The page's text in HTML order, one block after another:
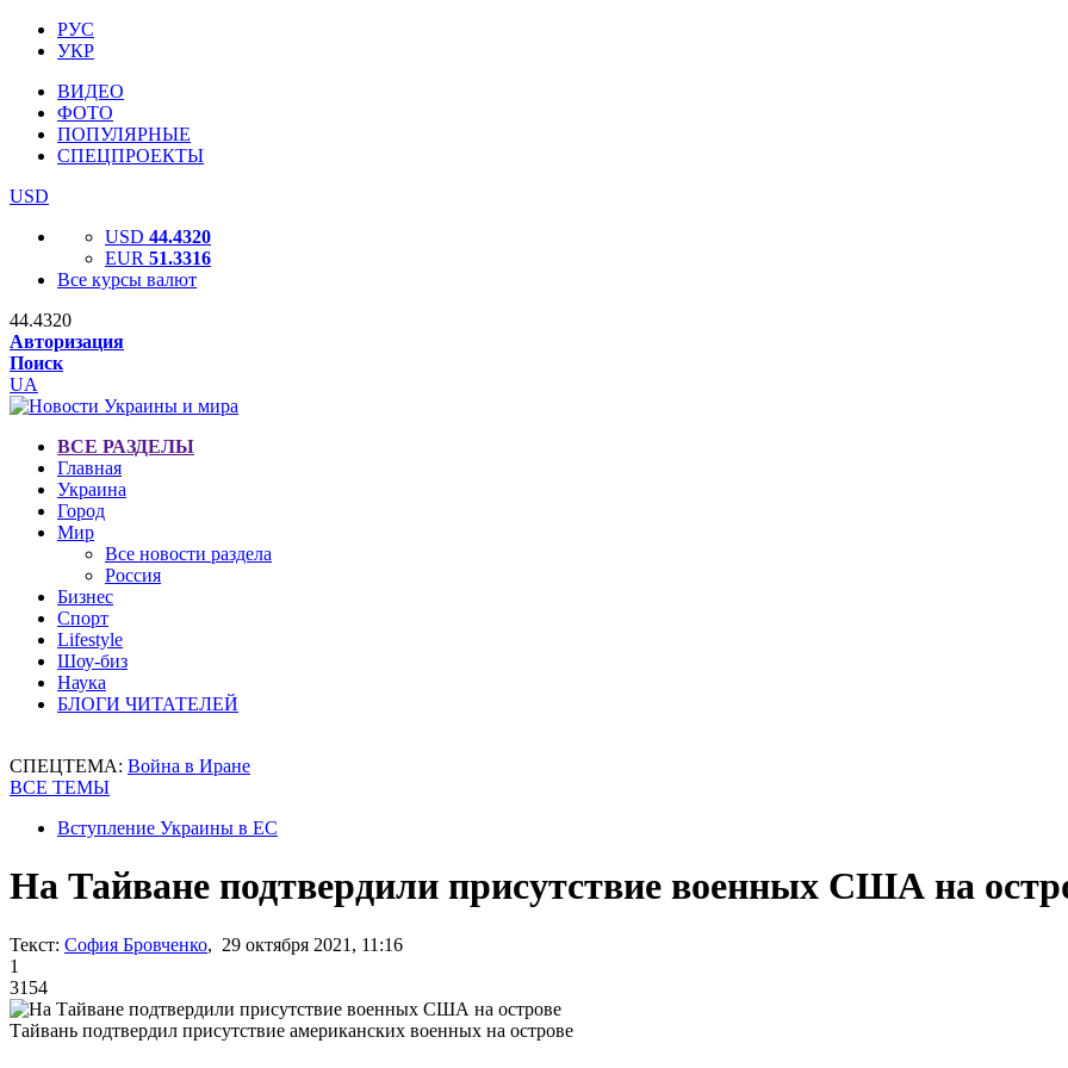
РУС
УКР
ВИДЕО
ФОТО
ПОПУЛЯРНЫЕ
СПЕЦПРОЕКТЫ
USD
USD 44.4320
EUR 51.3316
Все курсы валют
44.4320
Авторизация
Поиск
UA
ВСЕ РАЗДЕЛЫ
Главная
Украина
Город
Мир
Все новости раздела
Россия
Бизнес
Спорт
Lifestyle
Шоу-биз
Наука
БЛОГИ ЧИТАТЕЛЕЙ
СПЕЦТЕМА: Война в Иране
ВСЕ ТЕМЫ
Вступление Украины в ЕС
На Тайване подтвердили присутствие военных США на
Текст: София Бровченко, 29 октября 2021, 11:16
1
3154
Тайвань подтвердил присутствие американских военных на острове